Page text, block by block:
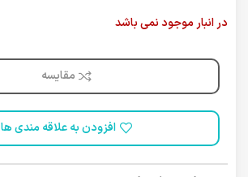
در انبار موجود نمی باشد
مقایسه
افزودن به علاقه مندی ها